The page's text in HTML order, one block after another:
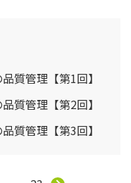
質管理【第1回】
質管理【第2回】
質管理【第3回】